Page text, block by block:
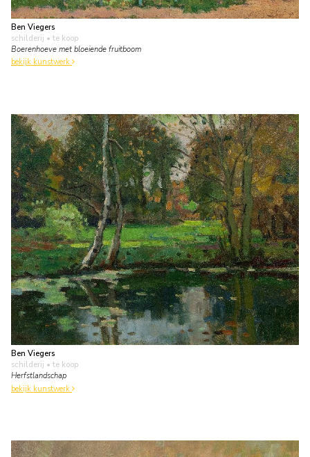
Ben Viegers
schilderij • te koop
Boerenhoeve met bloeiende fruitboom
bekijk kunstwerk
Ben Viegers
schilderij • te koop
Herfstlandschap
bekijk kunstwerk